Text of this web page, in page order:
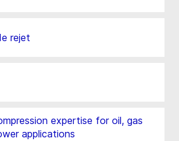
rejet
expertise for oil, gas
applications